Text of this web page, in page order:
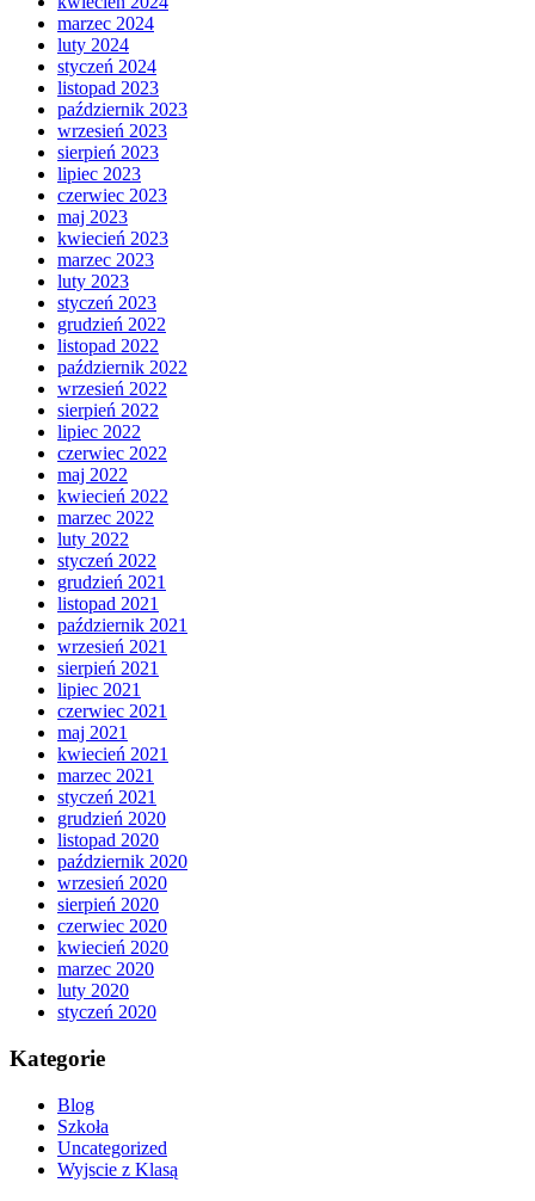
marzec 2024
luty 2024
styczeń 2024
listopad 2023
październik 2023
wrzesień 2023
sierpień 2023
lipiec 2023
czerwiec 2023
maj 2023
kwiecień 2023
marzec 2023
luty 2023
styczeń 2023
grudzień 2022
listopad 2022
październik 2022
wrzesień 2022
sierpień 2022
lipiec 2022
czerwiec 2022
maj 2022
kwiecień 2022
marzec 2022
luty 2022
styczeń 2022
grudzień 2021
listopad 2021
październik 2021
wrzesień 2021
sierpień 2021
lipiec 2021
czerwiec 2021
maj 2021
kwiecień 2021
marzec 2021
styczeń 2021
grudzień 2020
listopad 2020
październik 2020
wrzesień 2020
sierpień 2020
czerwiec 2020
kwiecień 2020
marzec 2020
luty 2020
styczeń 2020
Kategorie
Blog
Szkoła
Uncategorized
Wyjscie z Klasą